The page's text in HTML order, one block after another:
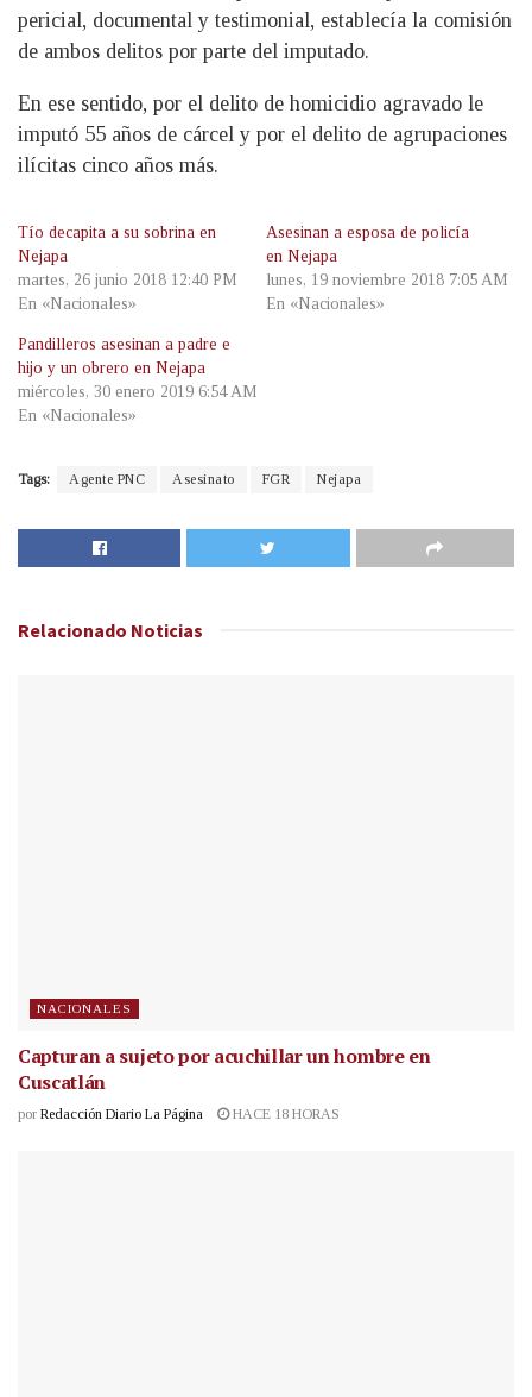
pericial, documental y testimonial, establecía la comisión
de ambos delitos por parte del imputado.
En ese sentido, por el delito de homicidio agravado le
imputó 55 años de cárcel y por el delito de agrupaciones
ilícitas cinco años más.
Tío decapita a su sobrina en
Nejapa
martes, 26 junio 2018 12:40 PM
En «Nacionales»
Asesinan a esposa de policía
en Nejapa
lunes, 19 noviembre 2018 7:05 AM
En «Nacionales»
Pandilleros asesinan a padre e
hijo y un obrero en Nejapa
miércoles, 30 enero 2019 6:54 AM
En «Nacionales»
Tags: Agente PNC Asesinato FGR Nejapa
Relacionado Noticias
NACIONALES
Capturan a sujeto por acuchillar un hombre en
Cuscatlán
por Redacción Diario La Página HACE 18 HORAS